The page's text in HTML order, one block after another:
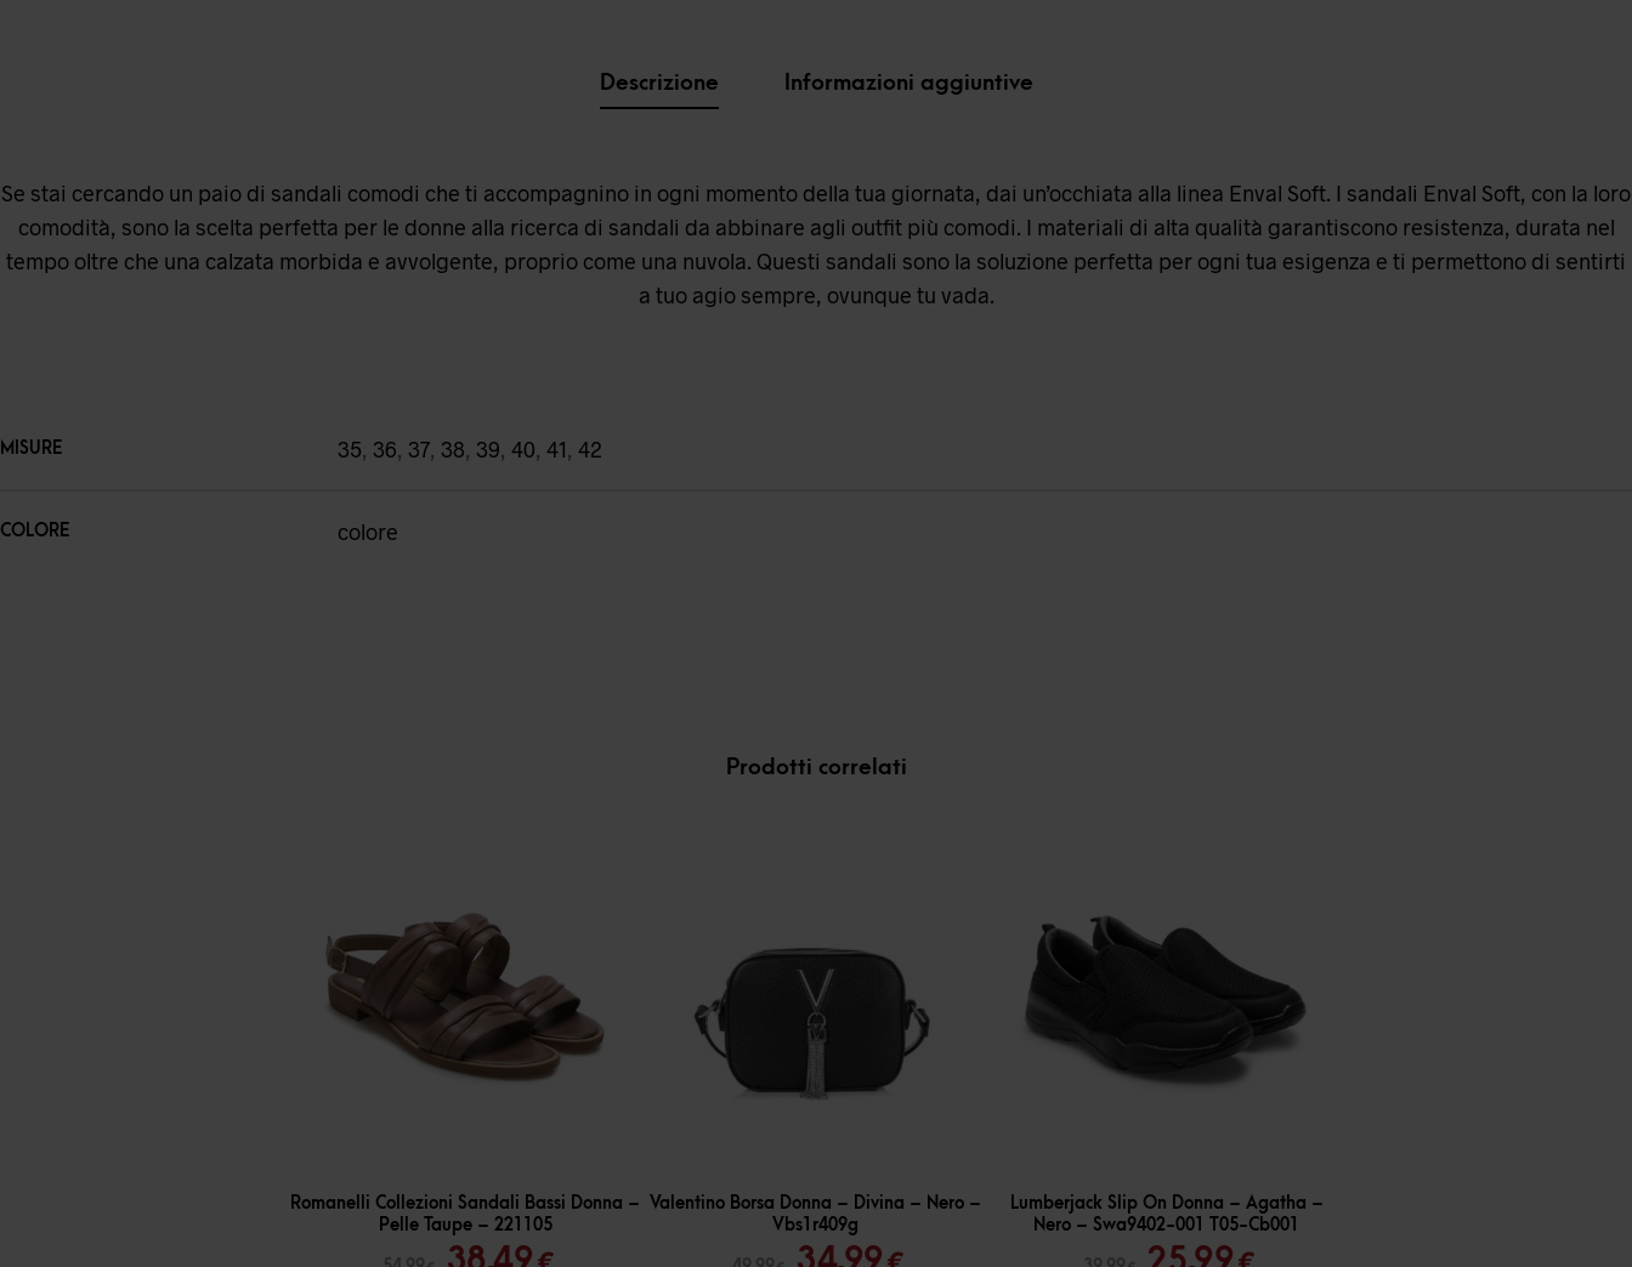
Descrizione Informazioni aggiuntive
Se stai cercando un paio di sandali comodi che ti accompagnino in ogni momento della tua giornata, dai un’occhiata alla linea Enval Soft. I sandali Enval Soft, con la loro
comodità, sono la scelta perfetta per le donne alla ricerca di sandali da abbinare agli outfit più comodi. I materiali di alta qualità garantiscono resistenza, durata nel
tempo oltre che una calzata morbida e avvolgente, proprio come una nuvola. Questi sandali sono la soluzione perfetta per ogni tua esigenza e ti permettono di sentirti
a tuo agio sempre, ovunque tu vada.
MISURE 35, 36, 37, 38, 39, 40, 41, 42
COLORE colore
Prodotti correlati
Romanelli Collezioni Sandali Bassi Donna –
Pelle Taupe – 221105
Il Il
- 30
Valentino Borsa Donna – Divina – Nero –
Vbs1r409g
Il Il
- %
Lumberjack Slip On Donna – Agatha –
Nero – Swa9402-001 T05-Cb001
Il Il